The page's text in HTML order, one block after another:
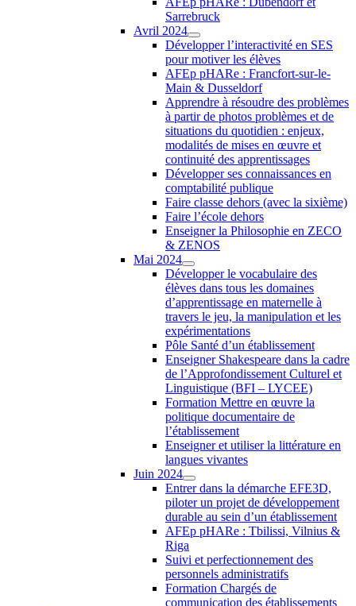
Sarrebruck
Avril 2024
Développer l’interactivité en SES
pour motiver les élèves
AFEp pHARe : Francfort-sur-le-
Main & Dusseldorf
Apprendre à résoudre des problèmes
à partir de photos problèmes et de
situations du quotidien : enjeux,
modalités de mises en œuvre et
continuité des apprentissages
Développer ses connaissances en
comptabilité publique
Faire classe dehors (avec la sixième)
Faire l’école dehors
Enseigner la Philosophie en ZECO
& ZENOS
Mai 2024
Développer le vocabulaire des
élèves dans tous les domaines
d’apprentissage en maternelle à
travers le jeu, la manipulation et les
expérimentations
Pôle Santé d’un établissement
Enseigner Shakespeare dans la cadre
de l’Approfondissement Culturel et
Linguistique (BFI – LYCEE)
Formation Mettre en œuvre la
politique documentaire de
l’établissement
Enseigner et utiliser la littérature en
langues vivantes
Juin 2024
Entrer dans la démarche EFE3D,
piloter un projet de développement
durable au sein d’un établissement
AFEp pHARe : Tbilissi, Vilnius &
Riga
Suivi et perfectionnement des
personnels administratifs
Formation Chargés de
communication des établissements